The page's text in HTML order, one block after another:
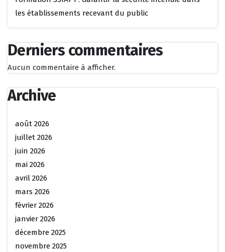
les établissements recevant du public
Derniers commentaires
Aucun commentaire à afficher.
Archive
août 2026
juillet 2026
juin 2026
mai 2026
avril 2026
mars 2026
février 2026
janvier 2026
décembre 2025
novembre 2025